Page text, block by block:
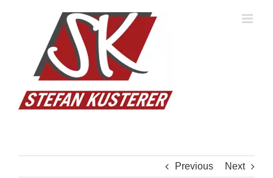
Previous Next